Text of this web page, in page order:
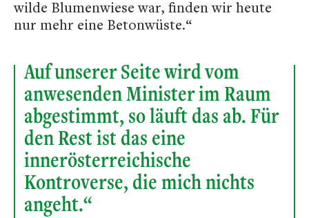
wilde Blumenwiese war, finden wir heute
nur mehr eine Betonwüste.“
Auf unserer Seite wird vom
anwesenden Minister im Raum
abgestimmt, so läuft das ab. Für
den Rest ist das eine
innerösterreichische
Kontroverse, die mich nichts
angeht.“